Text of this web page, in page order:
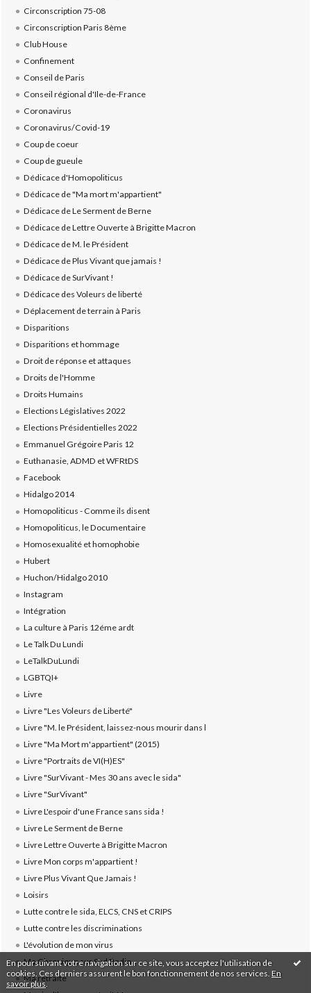
En poursuivant votre navigation sur ce site, vous acceptez l'utilisation de
cookies. Ces derniers assurent le bon fonctionnement de nos services. En
savoir plus.
Circonscription 75-08
Circonscription Paris 8ème
Club House
Confinement
Conseil de Paris
Conseil régional d'Ile-de-France
Coronavirus
Coronavirus/Covid-19
Coup de coeur
Coup de gueule
Dédicace d'Homopoliticus
Dédicace de "Ma mort m'appartient"
Dédicace de Le Serment de Berne
Dédicace de Lettre Ouverte à Brigitte Macron
Dédicace de M. le Président
Dédicace de Plus Vivant que jamais !
Dédicace de SurVivant !
Dédicace des Voleurs de liberté
Déplacement de terrain à Paris
Disparitions
Disparitions et hommage
Droit de réponse et attaques
Droits de l'Homme
Droits Humains
Elections Législatives 2022
Elections Présidentielles 2022
Emmanuel Grégoire Paris 12
Euthanasie, ADMD et WFRtDS
Facebook
Hidalgo 2014
Homopoliticus - Comme ils disent
Homopoliticus, le Documentaire
Homosexualité et homophobie
Hubert
Huchon/Hidalgo 2010
Instagram
Intégration
La culture à Paris 12éme ardt
Le Talk Du Lundi
LeTalkDuLundi
LGBTQI+
Livre
Livre "Les Voleurs de Liberté"
Livre "M. le Président, laissez-nous mourir dans l
Livre "Ma Mort m'appartient" (2015)
Livre "Portraits de VI(H)ES"
Livre "SurVivant - Mes 30 ans avec le sida"
Livre "SurVivant"
Livre L'espoir d'une France sans sida !
Livre Le Serment de Berne
Livre Lettre Ouverte à Brigitte Macron
Livre Mon corps m'appartient !
Livre Plus Vivant Que Jamais !
Loisirs
Lutte contre le sida, ELCS, CNS et CRIPS
Lutte contre les discriminations
L'évolution de mon virus
Ma Chronique sur Sud Radio
Ma retraite